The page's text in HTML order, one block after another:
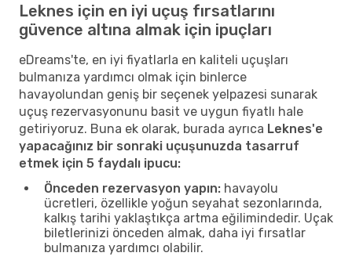
Leknes için en iyi uçuş fırsatlarını
güvence altına almak için ipuçları
eDreams'te, en iyi fiyatlarla en kaliteli uçuşları
bulmanıza yardımcı olmak için binlerce
havayolundan geniş bir seçenek yelpazesi sunarak
uçuş rezervasyonunu basit ve uygun fiyatlı hale
getiriyoruz. Buna ek olarak, burada ayrıca Leknes'e
yapacağınız bir sonraki uçuşunuzda tasarruf
etmek için 5 faydalı ipucu:
Önceden rezervasyon yapın: havayolu
ücretleri, özellikle yoğun seyahat sezonlarında,
kalkış tarihi yaklaştıkça artma eğilimindedir. Uçak
biletlerinizi önceden almak, daha iyi fırsatlar
bulmanıza yardımcı olabilir.